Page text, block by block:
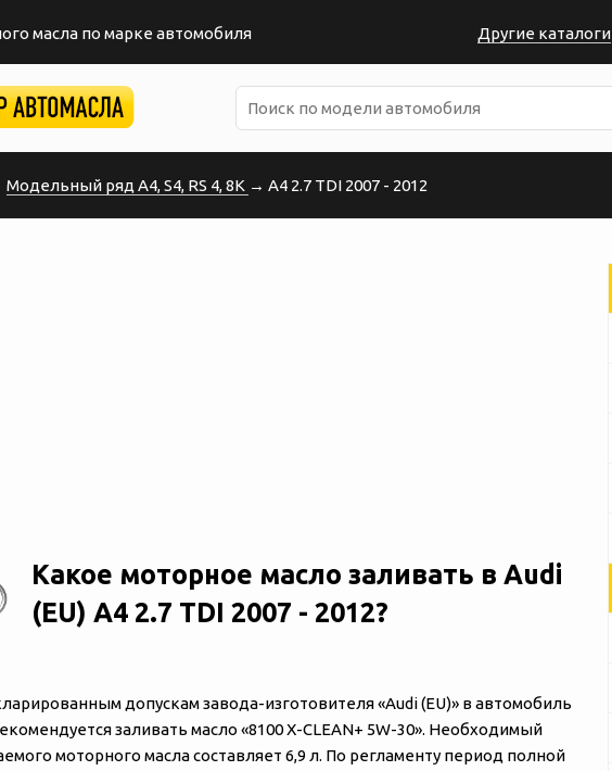
масла по марке автомобиля Другие каталоги
Модельный ряд A4, S4, RS 4, 8K → A4 2.7 TDI 2007 - 2012
Какое моторное масло заливать в Audi
(EU) A4 2.7 TDI 2007 - 2012?
допускам завода-изготовителя «‎‎Audi (EU)» в автомобиль
заливать масло «8100 X-CLEAN+ 5W-30». Необходимый
моторного масла составляет 6,9 л. По регламенту период полной